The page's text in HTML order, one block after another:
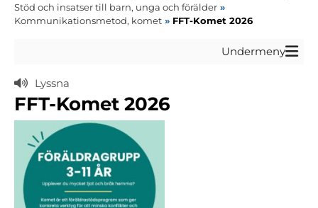
Stöd och insatser till barn, unga och förälder »
Kommunikationsmetod, komet » FFT-Komet 2026
Undermeny
Lyssna
FFT-Komet 2026